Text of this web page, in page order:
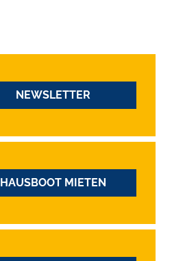
NEWSLETTER
HAUSBOOT MIETEN